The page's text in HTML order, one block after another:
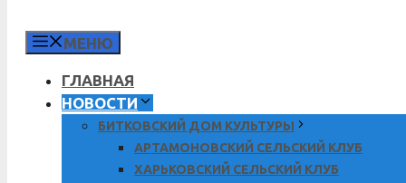
МЕНЮ
ГЛАВНАЯ
НОВОСТИ
БИТКОВСКИЙ ДОМ КУЛЬТУРЫ
АРТАМОНОВСКИЙ СЕЛЬСКИЙ КЛУБ
ХАРЬКОВСКИЙ СЕЛЬСКИЙ КЛУБ